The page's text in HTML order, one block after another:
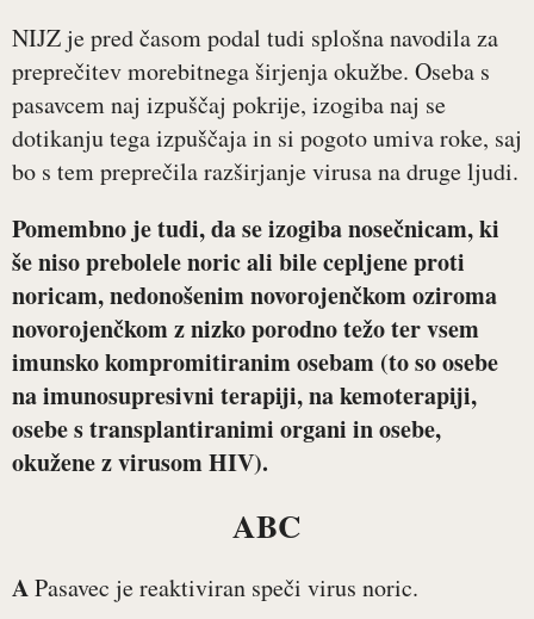
NIJZ je pred časom podal tudi splošna navodila za
preprečitev morebitnega širjenja okužbe. Oseba s
pasavcem naj izpuščaj pokrije, izogiba naj se
dotikanju tega izpuščaja in si pogoto umiva roke, saj
bo s tem preprečila razširjanje virusa na druge ljudi.
Pomembno je tudi, da se izogiba nosečnicam, ki
še niso prebolele noric ali bile cepljene proti
noricam, nedonošenim novorojenčkom oziroma
novorojenčkom z nizko porodno težo ter vsem
imunsko kompromitiranim osebam (to so osebe
na imunosupresivni terapiji, na kemoterapiji,
osebe s transplantiranimi organi in osebe,
okužene z virusom HIV).
ABC
APasavec je reaktiviran speči virus noric.